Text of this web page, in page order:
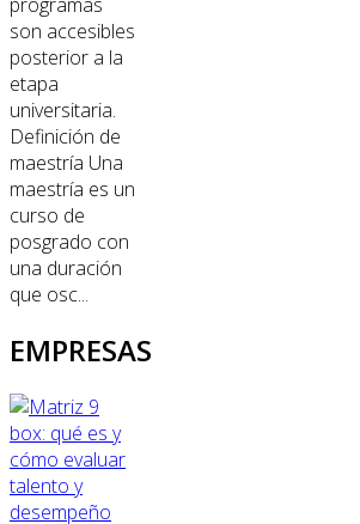
son accesibles
posterior a la
etapa
universitaria.
Definición de
maestría Una
maestría es un
curso de
posgrado con
una duración
que osc...
EMPRESAS